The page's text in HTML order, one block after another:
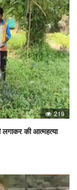
219
की आत्महत्या